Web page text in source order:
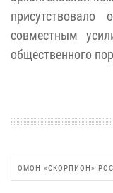
присутствовало
совместным
общественного
ОМОН «СКОРПИОН»